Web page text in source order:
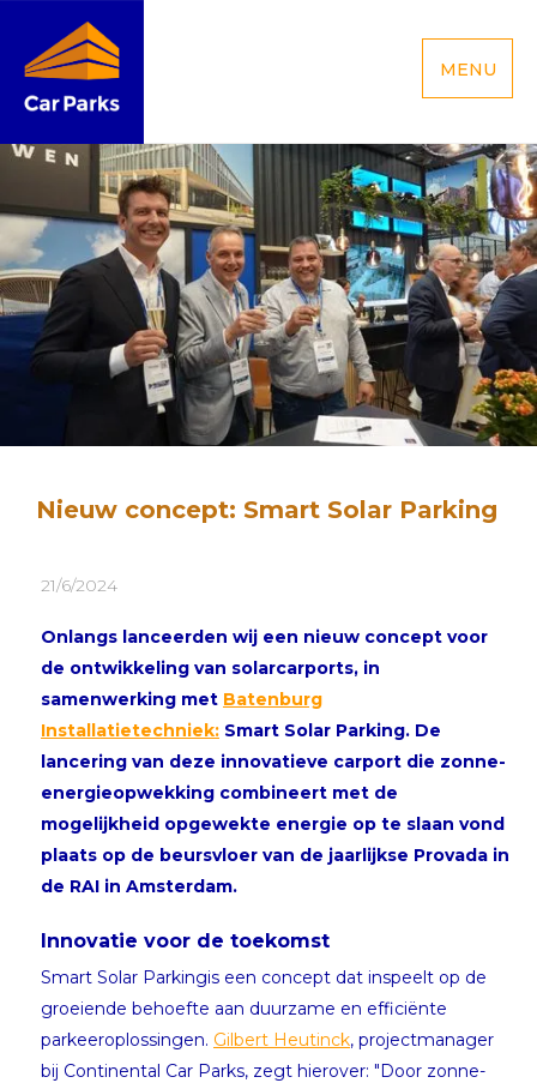
MENU
Nieuw concept: Smart Solar Parking
21/6/2024
Onlangs lanceerden wij een nieuw concept voor
de ontwikkeling van solarcarports, in
samenwerking met Batenburg
Installatietechniek: Smart Solar Parking. De
lancering van deze innovatieve carport die zonne-
energieopwekking combineert met de
mogelijkheid opgewekte energie op te slaan vond
plaats op de beursvloer van de jaarlijkse Provada in
de RAI in Amsterdam.
Innovatie voor de toekomst
Smart Solar Parkingis een concept dat inspeelt op de
groeiende behoefte aan duurzame en efficiënte
parkeeroplossingen. Gilbert Heutinck, projectmanager
bij Continental Car Parks, zegt hierover: "Door zonne-